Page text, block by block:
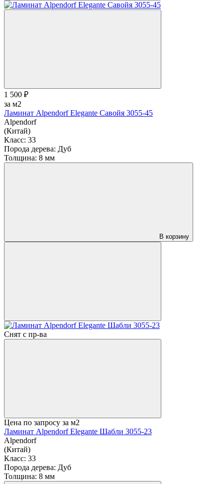
1 500 ₽
за м2
Ламинат Alpendorf Elegante Савойя 3055-45
Alpendorf
(Китай)
Класс: 33
Порода дерева: Дуб
Толщина: 8 мм
В корзину
Снят с пр-ва
Цена по запросу за м2
Ламинат Alpendorf Elegante Шабли 3055-23
Alpendorf
(Китай)
Класс: 33
Порода дерева: Дуб
Толщина: 8 мм